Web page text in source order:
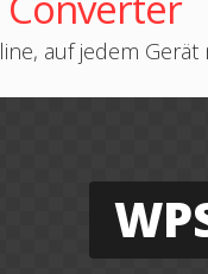
auf jedem Gerät